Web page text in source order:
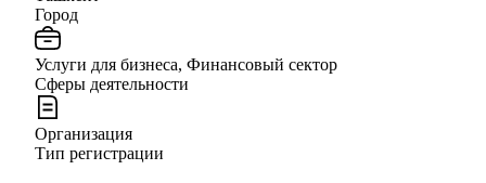
Город
Услуги для бизнеса, Финансовый сектор
Сферы деятельности
Организация
Тип регистрации